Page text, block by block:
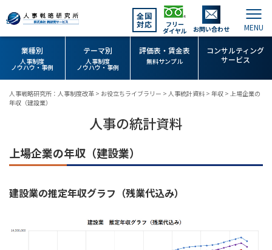
全国
対応
フリー
ダイヤル お問い合わせ
業種別
人事制度
ノウハウ・事例
テーマ別
人事制度
ノウハウ・事例
評価表・賃金表
無料サンプル
コンサルティング
サービス
人事戦略研究所：人事制度改革 > お役立ちライブラリー > 人事統計資料 > 年収 > 上場企業の
年収（建設業）
人事の統計資料
上場企業の年収（建設業）
建設業の推定年収グラフ（残業代込み）